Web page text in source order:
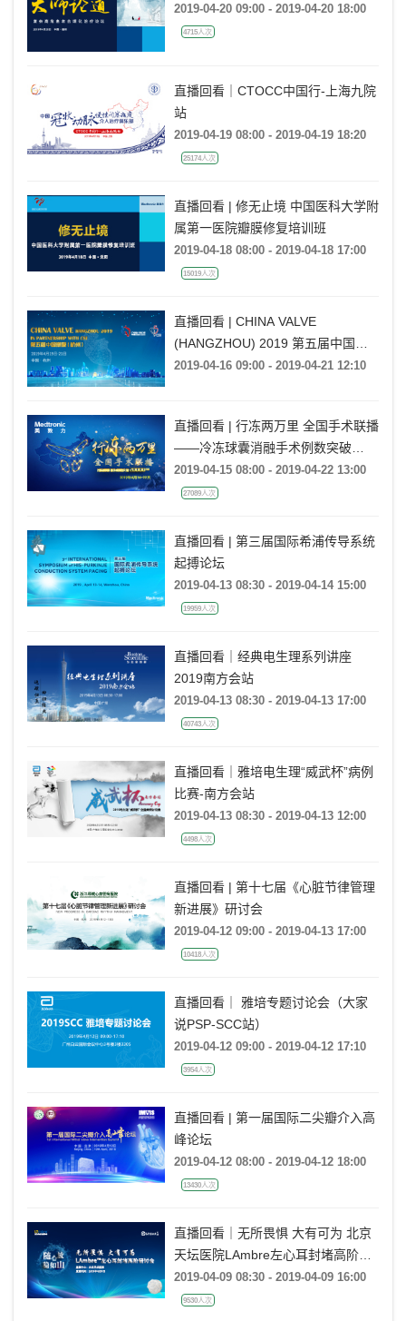
2019-04-20 09:00 - 2019-04-20 18:00
4715人次
直播回看｜CTOCC中国行-上海九院
站
2019-04-19 08:00 - 2019-04-19 18:20
25174人次
直播回看 | 修无止境 中国医科大学附
属第一医院瓣膜修复培训班
2019-04-18 08:00 - 2019-04-18 17:00
15019人次
直播回看 | CHINA VALVE
(HANGZHOU) 2019 第五届中国瓣
膜（杭州）
2019-04-16 09:00 - 2019-04-21 12:10
直播回看 | 行冻两万里 全国手术联播
——冷冻球囊消融手术例数突破
20000例
2019-04-15 08:00 - 2019-04-22 13:00
27089人次
直播回看 | 第三届国际希浦传导系统
起搏论坛
2019-04-13 08:30 - 2019-04-14 15:00
19959人次
直播回看｜经典电生理系列讲座
2019南方会站
2019-04-13 08:30 - 2019-04-13 17:00
40743人次
直播回看｜雅培电生理“威武杯”病例
比赛-南方会站
2019-04-13 08:30 - 2019-04-13 12:00
4498人次
直播回看 | 第十七届《心脏节律管理
新进展》研讨会
2019-04-12 09:00 - 2019-04-13 17:00
10418人次
直播回看｜ 雅培专题讨论会（大家
说PSP-SCC站）
2019-04-12 09:00 - 2019-04-12 17:10
3954人次
直播回看 | 第一届国际二尖瓣介入高
峰论坛
2019-04-12 08:00 - 2019-04-12 18:00
13430人次
直播回看｜无所畏惧 大有可为 北京
天坛医院LAmbre左心耳封堵高阶研
讨会
2019-04-09 08:30 - 2019-04-09 16:00
9530人次